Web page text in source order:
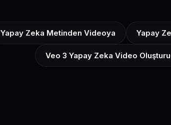
Yapay Zeka Metinden Videoya Yapay
Veo 3 Yapay Zeka Video